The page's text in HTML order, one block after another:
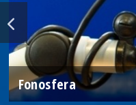
Fonosfera